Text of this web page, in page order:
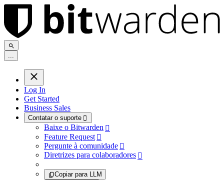
...
Log In
Get Started
Business Sales
Contatar o suporte 
Baixe o Bitwarden 
Feature Request 
Pergunte à comunidade 
Diretrizes para colaboradores 
Copiar para LLM